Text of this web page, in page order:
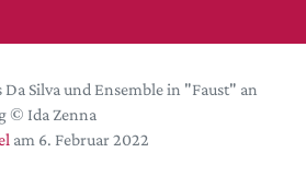
Silva und Ensemble in "Faust" an
© Ida Zenna
am 6. Februar 2022